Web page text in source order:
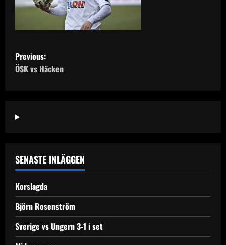
P
o
t
a
v
i
g
Previous:
ÖSK vs Häcken
SENASTE INLÄGGEN
Korslagda
Björn Rosenström
Sverige vs Ungern 3-1 i set